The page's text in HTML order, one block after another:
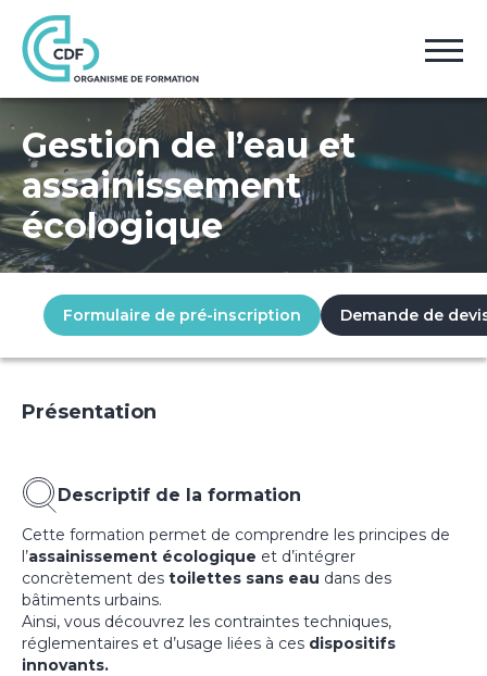
Accueil Formations Gestion de l’eau et assainissement écologique
Gestion de l’eau et
assainissement
écologique
Formulaire de pré-inscription Demande de
Présentation
Descriptif de la formation
Cette formation permet de comprendre les principes de
l’assainissement écologique et d’intégrer
concrètement des toilettes sans eau dans des
bâtiments urbains.
Ainsi, vous découvrez les contraintes techniques,
réglementaires et d’usage liées à ces dispositifs
innovants.